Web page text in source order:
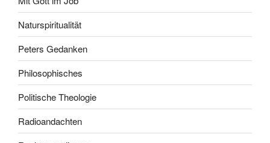
Naturspiritualität
Peters Gedanken
Philosophisches
Politische Theologie
Radioandachten